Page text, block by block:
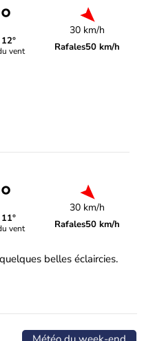
vent
30 km/h
Rafales50 km/h
vent
30 km/h
Rafales50 km/h
belles éclaircies.